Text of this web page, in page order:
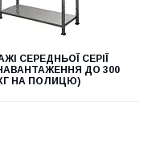
СЕРЕДНЬОЇ СЕРІЇ
ДО 300
НА ПОЛИЦЮ)